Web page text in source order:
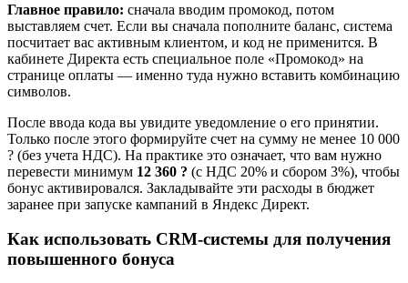
Главное правило: сначала вводим промокод, потом
выставляем счет. Если вы сначала пополните баланс, система
посчитает вас активным клиентом, и код не применится. В
кабинете Директа есть специальное поле «Промокод» на
странице оплаты — именно туда нужно вставить комбинацию
символов.
После ввода кода вы увидите уведомление о его принятии.
Только после этого формируйте счет на сумму не менее 10 000
? (без учета НДС). На практике это означает, что вам нужно
перевести минимум 12 360 ? (с НДС 20% и сбором 3%), чтобы
бонус активировался. Закладывайте эти расходы в бюджет
заранее при запуске кампаний в Яндекс Директ.
Как использовать CRM-системы для получения
повышенного бонуса